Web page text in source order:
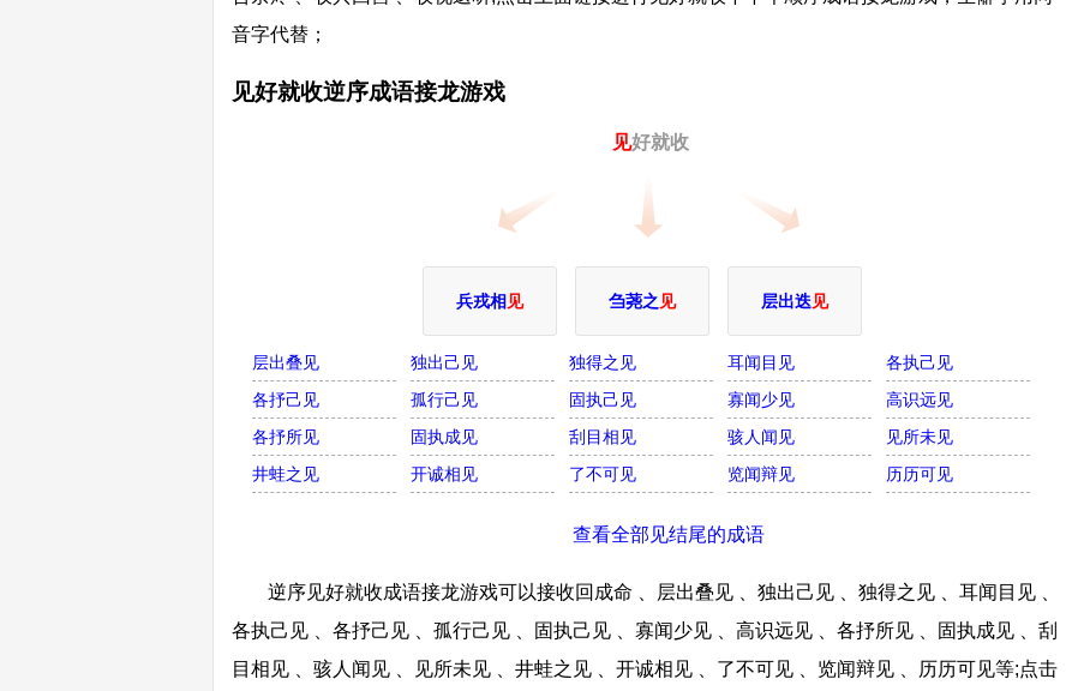
音字代替；
见好就收逆序成语接龙游戏
见好就收
兵戎相 见 刍荛之 见 层出迭见
层出叠见 独出己见 独得之见 耳闻目见
各执己见
各抒己见
孤行己见 固执己见 寡闻少见
高识远见
各抒所见
固执成见 刮目相见 骇人闻见
见所未见
井蛙之见
开诚相见 了不可见 览闻辩见 历历可见
查看全部见结尾的成语
逆序见好就收成语接龙游戏可以接收回成命 、层出叠见 、独出己见 、独得之见 、耳闻目见 、
各执己见 、各抒己见 、孤行己见 、固执己见 、寡闻少见 、高识远见 、各抒所见 、固执成见 、刮
目相见 、骇人闻见 、见所未见 、井蛙之见 、开诚相见 、了不可见 、览闻辩见 、历历可见等;点击